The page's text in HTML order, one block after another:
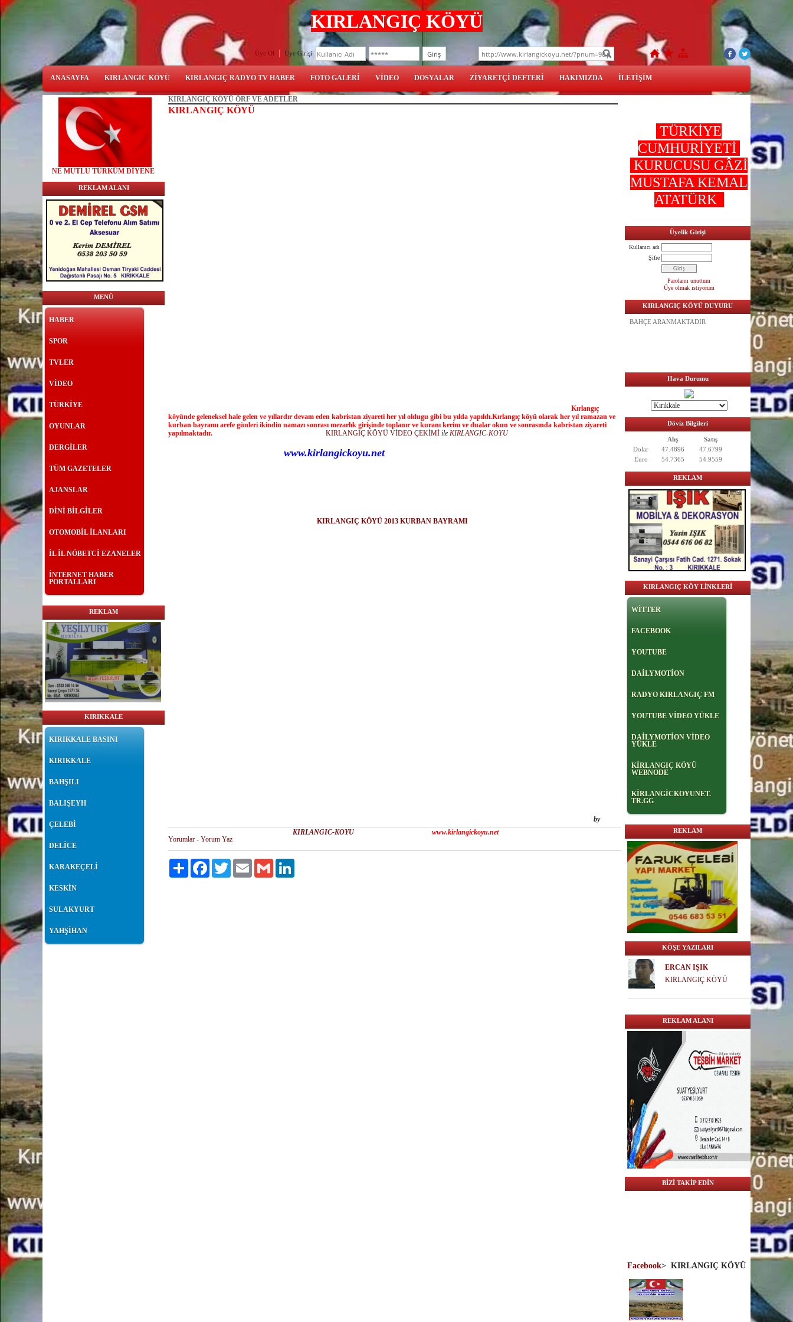
KIRLANGIÇ KÖYÜ
Üye Ol Üye Girişi
ANASAYFA KIRLANGIC KÖYÜ KIRLANGIÇ RADYO TV HABER FOTO GALERİ VİDEO DOSYALAR ZİYARETÇİ DEFTERİ HAKIMIZDA İLETİŞİM
NEMUTLU TÜRKÜM DİYENE
REKLAM ALANI
MENÜ
HABER
SPOR
TVLER
VİDEO
TÜRKİYE
OYUNLAR
DERGİLER
TÜM GAZETELER
AJANSLAR
DİNİ BİLGİLER
OTOMOBİL İLANLARI
İL İL NÖBETCİ EZANELER
İNTERNET HABER
PORTALLARI
REKLAM
KIRIKKALE
KIRIKKALE BASINI
KIRIKKALE
BAHŞILI
BALIŞEYH
ÇELEBİ
DELİCE
KARAKEÇELİ
KESKİN
SULAKYURT
YAHŞİHAN
KIRLANGIÇ KÖYÜ ÖRF VE ADETLER
KIRLANGIÇ KÖYÜ
Kırlangıç
köyünde geleneksel hale gelen ve yıllardır devam eden kabristan ziyareti her yıl oldugu gibi bu yılda yapıldı.Kırlangıç köyü olarak her yıl ramazan ve
kurban bayramı arefe günleri ikindin namazı sonrası mezarlık girişinde toplanır ve kuranı kerim ve dualar okun ve sonrasında kabristan ziyareti
yapılmaktadır.
KIRLANGIÇ KÖYÜ VİDEO ÇEKİMİ ile KIRLANGIC-KOYU
www.kirlangickoyu.net
KIRLANGIÇ KÖYÜ 2013 KURBAN BAYRAMI
by
KIRLANGIC-KOYU
www.kirlangickoyu.net
Yorumlar - Yorum Yaz
Paylaş FacebookTwitter Email Gmail
TÜRKİYE
CUMHURİYETİ
KURUCUSU GÂZİ
MUSTAFA KEMAL
ATATÜRK
Üyelik Girişi
Kullanıcı adı
Şifre
Parolamı unuttum
Üye olmak istiyorum
KIRLANGIÇ KÖYÜ DUYURU
ACİL SATILIK TARLA BAĞ
BAHÇE ARANMAKTADIR
Hava Durumu
Döviz Bilgileri
Alış
Satış
Dolar
47.4896
47.6799
Euro
54.7365 54.9559
REKLAM
KIRLANGIÇ KÖY LİNKLERİ
WİTTER
FACEBOOK
YOUTUBE
DAİLYMOTİON
RADYO KIRLANGIÇ FM
YOUTUBE VİDEO YÜKLE
DAİLYMOTİON VİDEO
YÜKLE
KİRLANGIÇ KÖYÜ
WEBNODE
KİRLANGİCKOYUNET.
TR.GG
REKLAM
KÖŞE YAZILARI
ERCAN IŞIK
KIRLANGIÇ KÖYÜ
REKLAM ALANI
BİZİ TAKİP EDİN
Facebook> KIRLANGIÇ KÖYÜ